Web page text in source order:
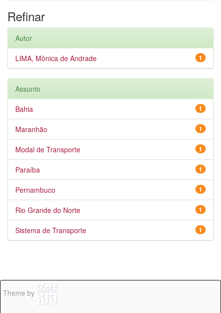
Refinar
Autor
1
LIMA, Mônica de Andrade
Assunto
1
Bahia
1
Maranhão
1
Modal de Transporte
1
Paraíba
1
Pernambuco
1
Rio Grande do Norte
1
Sistema de Transporte
Theme by